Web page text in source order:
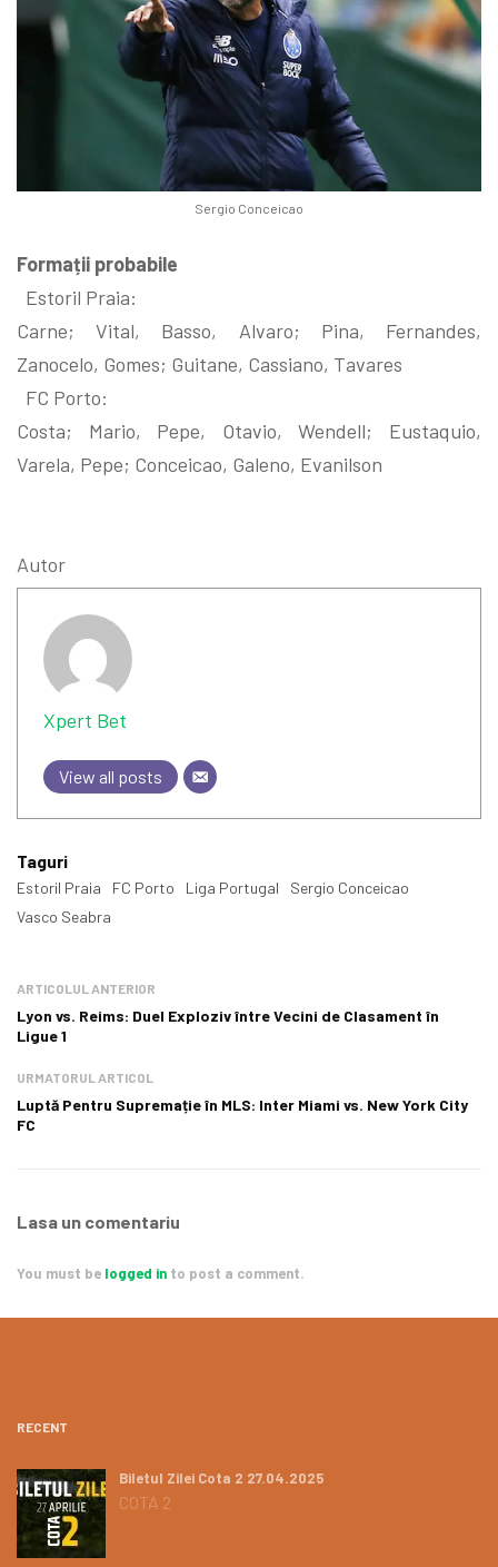
Sergio Conceicao
Formații probabile
Estoril Praia:
Carne; Vital, Basso, Alvaro; Pina, Fernandes,
Zanocelo, Gomes; Guitane, Cassiano, Tavares
FC Porto:
Costa; Mario, Pepe, Otavio, Wendell; Eustaquio,
Varela, Pepe; Conceicao, Galeno, Evanilson
Autor
Xpert Bet
View all posts
Taguri
Estoril Praia FC Porto Liga Portugal
Sergio Conceicao
Vasco Seabra
ARTICOLUL ANTERIOR
Lyon vs. Reims: Duel Exploziv între Vecini de Clasament în
Ligue 1
URMATORUL ARTICOL
Luptă Pentru Supremație în MLS: Inter Miami vs. New York City
FC
Lasa un comentariu
You must be logged in to post a comment.
RECENT
Biletul Zilei Cota 2 27.04.2025
COTA 2